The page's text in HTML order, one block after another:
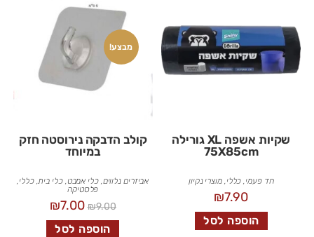
שקיות אשפה XL גורילה
75X85cm
חד פעמי, כללי,מוצרי נקיון
₪7.90
הוספה לסל
מבצע!
קולב הדבקה נירוסטה חזק
במיוחד
אביזרים נלווים,כלי אמבט,כלי בית,כללי,
פלסטיקה
₪9.00
₪7.00
הוספה לסל